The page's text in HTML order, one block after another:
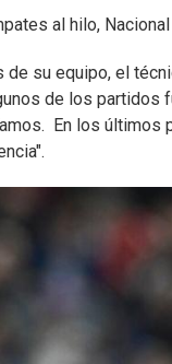
al hilo,
de su equipo, el
de los partidos
En los